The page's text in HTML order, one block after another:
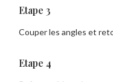
Etape 3
Couper les angles et
Etape 4